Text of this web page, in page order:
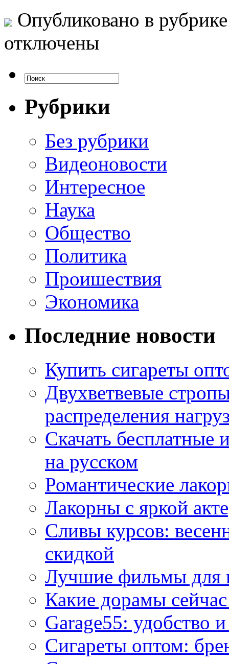
Опубликовано в
отключены
Рубрики
Без рубрики
Видеоновости
Интересное
Наука
Общество
Политика
Проишествия
Экономика
Последние новости
Купить сигареты
Двухветвевые
распределения
Скачать
на русском
Романтические
Лакорны с яркой
Сливы курсов:
скидкой
Лучшие фильмы для
Какие дорамы
Garage55: удобство
Сигареты оптом: